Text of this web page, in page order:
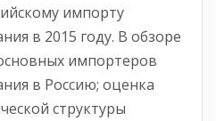
импорту
в 2015 году. В обзоре
импортеров
в Россию; оценка
структуры